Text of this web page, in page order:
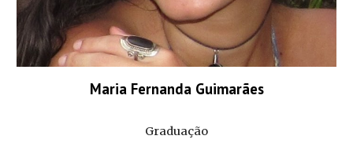
Maria Fernanda Guimarães
Graduação